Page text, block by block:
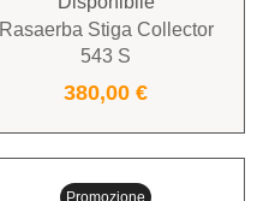
Rasaerba Stiga Collector
543 S
380,00€
Promozione